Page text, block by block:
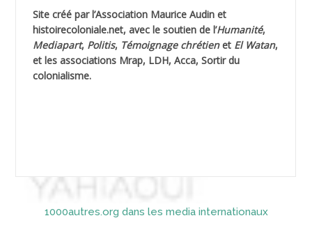
AHLOUCHE Mabrouk *
AIBLIED Ahmed
AICHEKADRA Sid Ahmed
AICI (ou AISSI) Laïd
Site créé par l’Association Maurice Audinet
histoirecoloniale.net, avec le soutien de l’Humanité,
Mediapart, Politis, Témoignage chrétienet El Watan,
et les associations Mrap, LDH, Acca, Sortir du
colonialisme.
1000autres.org dans les media internationaux